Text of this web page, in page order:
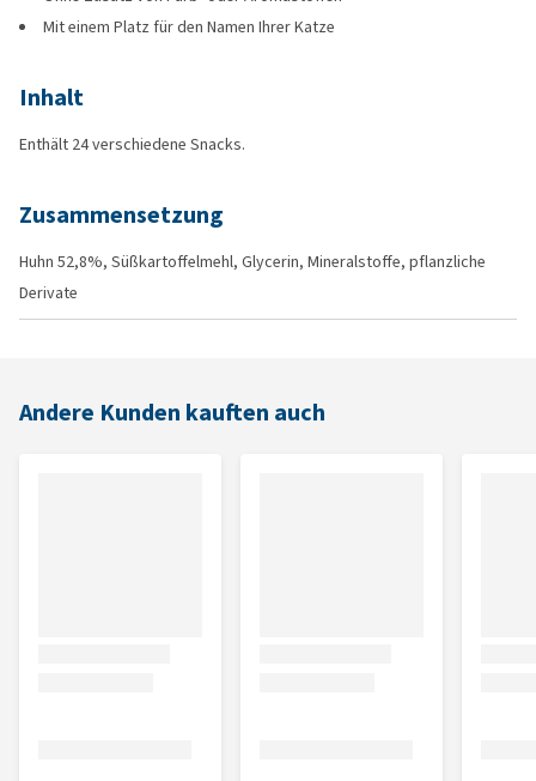
Mit einem Platz für den Namen Ihrer Katze
Inhalt
Enthält 24 verschiedene Snacks.
Zusammensetzung
Huhn 52,8%, Süßkartoffelmehl, Glycerin, Mineralstoffe, pflanzliche
Derivate
Andere Kunden kauften auch